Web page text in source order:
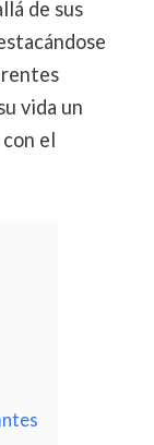
de sus
vida un
el